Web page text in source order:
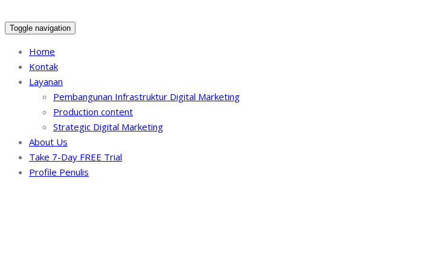
Toggle navigation
Home
Kontak
Layanan
Pembangunan Infrastruktur Digital Marketing
Production content
Strategic Digital Marketing
About Us
Take 7-Day FREE Trial
Profile Penulis